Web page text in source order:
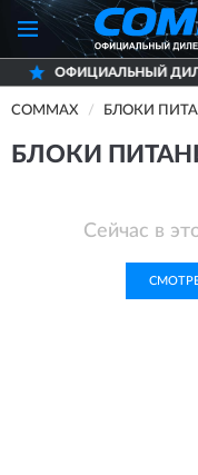
ДИЛЕР
COMMAX БЛОКИ
БЛОКИ
Сейчас в